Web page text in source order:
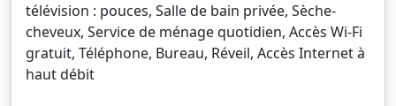
télévision : pouces, Salle de bain privée, Sèche-
cheveux, Service de ménage quotidien, Accès Wi-Fi
gratuit, Téléphone, Bureau, Réveil, Accès Internet à
haut débit